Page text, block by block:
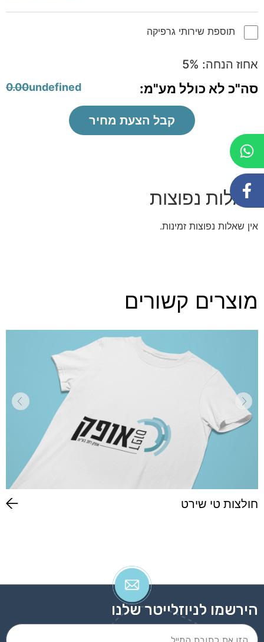
תוספת שירותי גרפיקה
אחוז הנחה: 5%
סה"כ לא כולל מע"מ: 0.00undefined
קבל הצעת מחיר
שאלות נפוצות
אין שאלות נפוצות זמינות.
מוצרים קשורים
חולצות טי שירט
הירשמו לניוזלייטר שלנו